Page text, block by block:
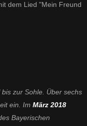
dem Lied "Mein Freund
zur Sohle. Über sechs
ein. Im März 2018
Bayerischen